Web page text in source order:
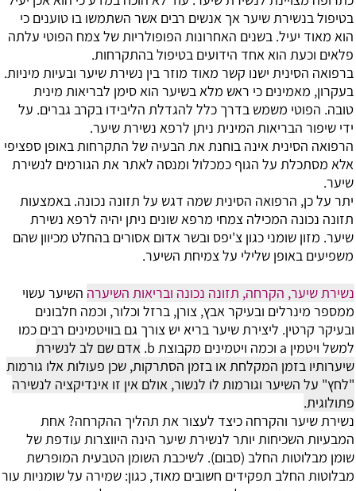
בטיפול בנשירת שיער אך אנשים רבים אשר השתמשו בו טוענים כי
הוא מאוד יעיל. בשנים האחרונות הפופולריות של צמח הפוטי עלתה
פלאים וכעת הוא אחד הידועים בטיפול בהתקרחות.
ברפואה הסינית ישנו קשר מאוד מוזר בין נשירת שיער ובעיות מיניות.
בעקרון, מאמינים כי ראש מלא בשיער הוא סימן לבריאות מינית
טובה. הפוטי משמש בדרך כלל להגדלת הליבידו בקרב גברים. על
ידי שיפור הבריאות המינית ניתן לרפא נשירת שיער.
הרפואה הסינית אינה בוחנת את הבעיה של התקרחות באופן ספציפי
אלא מסתכלת על הגוף כמכלול ומנסה לאתר את הגורמים לנשירת
שיער.
יתר על כן, הרפואה הסינית שמה דגש על תזונה נכונה. באמצעות
תזונה נכונה המכילה צמחי מרפא שונים ניתן יהיה לרפא נשירת
שיער. מזון שומני כגון צ'יפס ובשר אדום אסורים בהחלט מכיוון שהם
משפיעים באופן שלילי על צמיחת השיער.
נשירת שיער, הקרחה, תזונה נכונה ובריאות השיערה השיער עשוי
ממספר מינרלים ובעיקר אבץ, צורן, ברזל וכלור, וכמה חלבונים
ובעיקר קרטין. ליצירת שיער בריא יש צורך גם בוויטמינים רבים כמו
למשל ויטמין a וכמה ויטמינים מקבוצת b.
אדם שם לב לנשירת
שיערותיו בזמן המקלחת או בזמן הסתרקות, שכן פעולות אלו גורמות
"לחץ" על השיער וגורמות לו לנשור, אולם אין זו אינדיקציה לנשירה
פתולוגית.
נשירת שיער והקרחה כיצד לעצור את תהליך ההקרחה? אחת
המבעיות השכיחות יותר לנשירת שיער הינה היווצרות עודפת של
שומן מבלוטות החלב (סבום). לשיכבת השומן הטבעית המופרשת
מבלוטות החלב תפקידים חשובים מאוד, כגון: שמירה על שומניות עור